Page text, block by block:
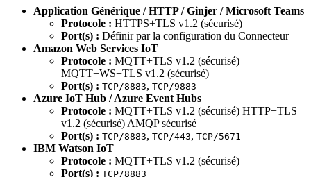
Application Générique / HTTP / Ginjer / Microsoft Teams
Protocole : HTTPS+TLS v1.2 (sécurisé)
Port(s) : Définir par la configuration du Connecteur
Amazon Web Services IoT
Protocole : MQTT+TLS v1.2 (sécurisé)
MQTT+WS+TLS v1.2 (sécurisé)
Port(s) : TCP/8883, TCP/9883
Azure IoT Hub / Azure Event Hubs
Protocole : MQTT+TLS v1.2 (sécurisé) HTTP+TLS
v1.2 (sécurisé) AMQP sécurisé
Port(s) : TCP/8883, TCP/443, TCP/5671
IBM Watson IoT
Protocole : MQTT+TLS v1.2 (sécurisé)
Port(s) : TCP/8883